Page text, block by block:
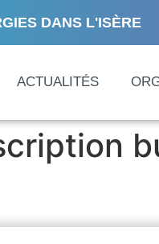
DANS L'ISÈRE
ACTUALITÉS